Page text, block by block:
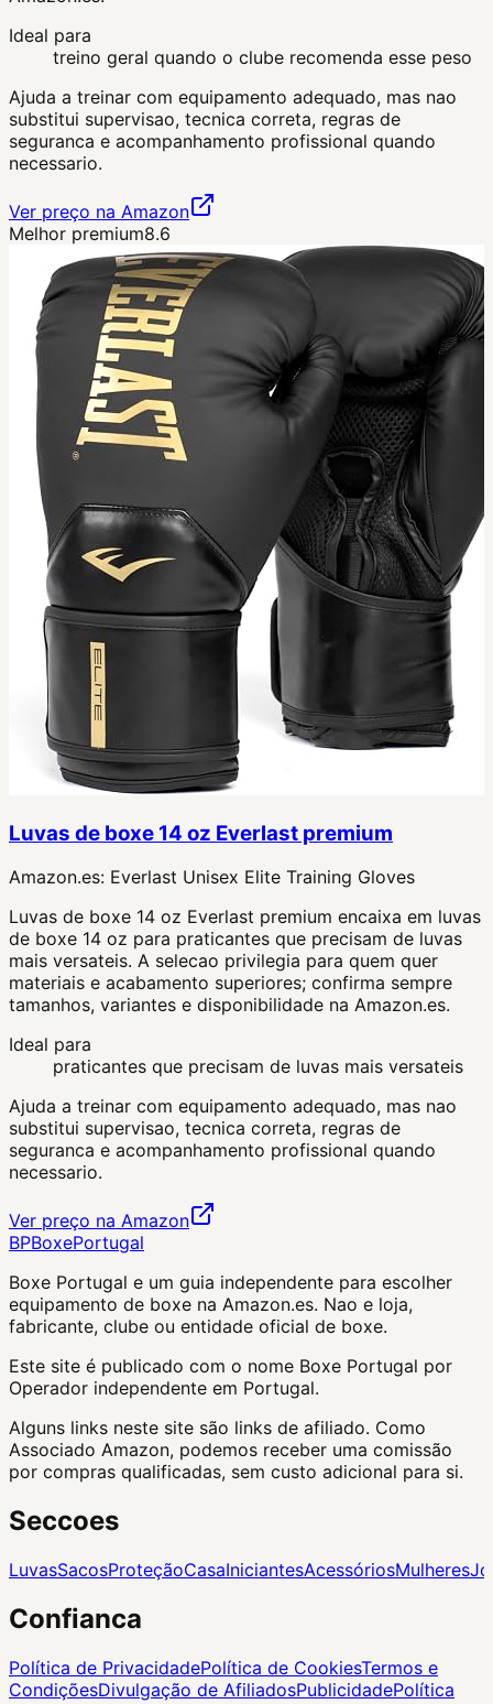
Ideal para
treino geral quando o clube recomenda esse peso
Ajuda a treinar com equipamento adequado, mas nao
substitui supervisao, tecnica correta, regras de
seguranca e acompanhamento profissional quando
necessario.
Ver preço na Amazon
Melhor premium8.6
Luvas de boxe 14 oz Everlast premium
Amazon.es: Everlast Unisex Elite Training Gloves
Luvas de boxe 14 oz Everlast premium encaixa em luvas
de boxe 14 oz para praticantes que precisam de luvas
mais versateis. A selecao privilegia para quem quer
materiais e acabamento superiores; confirma sempre
tamanhos, variantes e disponibilidade na Amazon.es.
Ideal para
praticantes que precisam de luvas mais versateis
Ajuda a treinar com equipamento adequado, mas nao
substitui supervisao, tecnica correta, regras de
seguranca e acompanhamento profissional quando
necessario.
Ver preço na Amazon
BPBoxePortugal
Boxe Portugal e um guia independente para escolher
equipamento de boxe na Amazon.es. Nao e loja,
fabricante, clube ou entidade oficial de boxe.
Este site é publicado com o nome Boxe Portugal por
Operador independente em Portugal.
Alguns links neste site são links de afiliado. Como
Associado Amazon, podemos receber uma comissão
por compras qualificadas, sem custo adicional para si.
Seccoes
LuvasSacosProteçãoCasaIniciantesAcessóriosMulheres
Confianca
Política de PrivacidadePolítica de CookiesTermos e
CondiçõesDivulgação de AfiliadosPublicidadePolítica